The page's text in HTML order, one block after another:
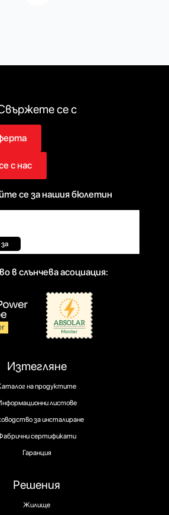
Решения
Жилище
Изтегляне
на продуктите
листове
за инсталиране
сертификати
Гаранция
се с
с нас
се за нашия бюлетин
в слънчева асоциация: